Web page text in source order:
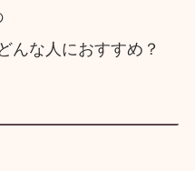
んな人におすすめ？